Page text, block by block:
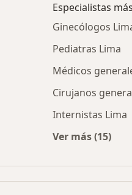
Especialistas
Ginecólogos
Pediatras Lima
Médicos
Cirujanos
Internistas Lima
Ver más (15)